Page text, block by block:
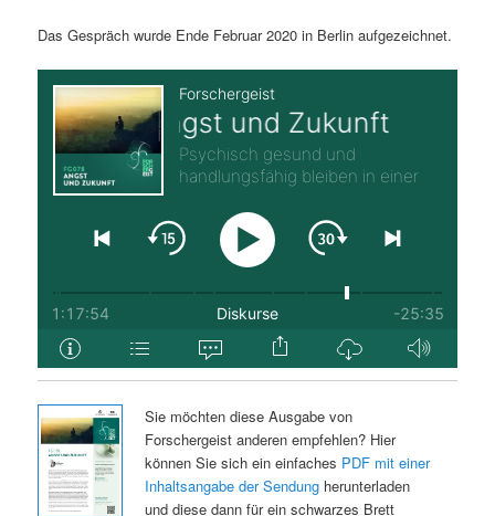
Das Gespräch wurde Ende Februar 2020 in Berlin aufgezeichnet.
Sie möchten diese Ausgabe von
Forschergeist anderen empfehlen? Hier
können Sie sich ein einfaches PDF mit einer
Inhaltsangabe der Sendungherunterladen
und diese dann für ein schwarzes Brett